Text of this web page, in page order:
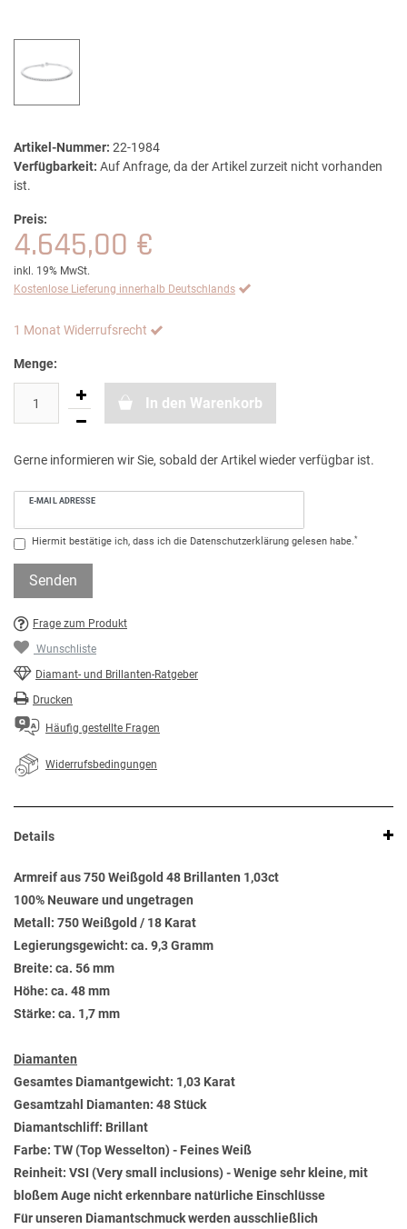
Artikel-Nummer: 22-1984
Verfügbarkeit: Auf Anfrage, da der Artikel zurzeit nicht vorhanden
ist.
Preis:
4.645,00 €
inkl. 19% MwSt.
Kostenlose Lieferung innerhalb Deutschlands
1 Monat Widerrufsrecht
Menge:
In den Warenkorb
Gerne informieren wir Sie, sobald der Artikel wieder verfügbar ist.
E-MAIL ADRESSE
Hiermit bestätige ich, dass ich die Daten­schutz­erklärung gelesen habe.*
Senden
Frage zum Produkt
Wunschliste
Diamant- und Brillanten-Ratgeber
Drucken
Häufig gestellte Fragen
Widerrufsbedingungen
Details
Armreif aus 750 Weißgold 48 Brillanten 1,03ct
100% Neuware und ungetragen
Metall: 750 Weißgold / 18 Karat
Legierungsgewicht: ca. 9,3 Gramm
Breite: ca. 56 mm
Höhe: ca. 48 mm
Stärke: ca. 1,7 mm
Diamanten
Gesamtes Diamantgewicht: 1,03 Karat
Gesamtzahl Diamanten: 48 Stück
Diamantschliff: Brillant
Farbe: TW (Top Wesselton) - Feines Weiß
Reinheit: VSI (Very small inclusions) - Wenige sehr kleine, mit
bloßem Auge nicht erkennbare natürliche Einschlüsse
Für unseren Diamantschmuck werden ausschließlich